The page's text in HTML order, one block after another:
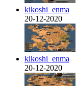
kikoshi_enma
20-12-2020
kikoshi_enma
20-12-2020